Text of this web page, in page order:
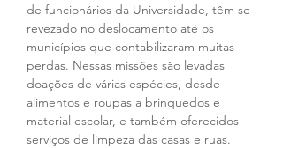
de funcionários da Universidade, têm se
revezado no deslocamento até os
municípios que contabilizaram muitas
perdas. Nessas missões são levadas
doações de várias espécies, desde
alimentos e roupas a brinquedos e
material escolar, e também oferecidos
serviços de limpeza das casas e ruas.